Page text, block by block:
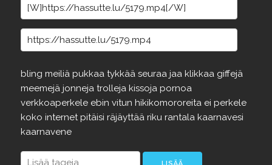
bling meiliä pukkaa tykkää seuraa jaa klikkaa giffejä
meemejä jonneja trolleja kissoja pornoa
verkkoaperkele ebin vitun hikikomororeita ei perkele
koko internet pitäisi räjäyttää riku rantala kaarnavesi
kaarnavene